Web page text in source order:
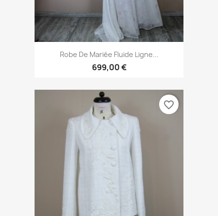
Robe De Mariée Fluide Ligne...
699,00 €
favorite_border